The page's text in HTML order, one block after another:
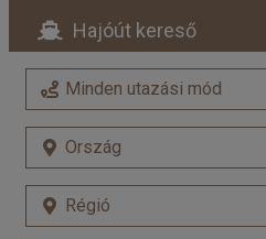
Hajóút kereső